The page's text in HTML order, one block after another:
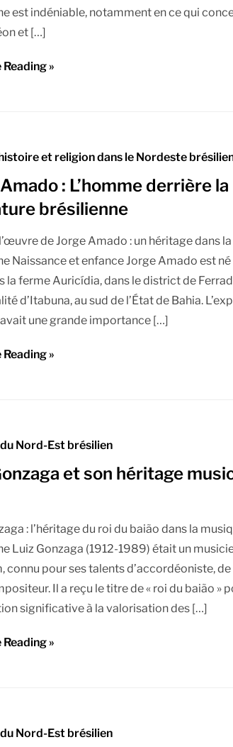
est indéniable, notamment en ce qui
et […]
»
et religion dans le Nordeste
: L’homme derrière la
brésilienne
de Jorge Amado : un héritage dans
Naissance et enfance Jorge Amado est né
la ferme Auricídia, dans le district de
d’Itabuna, au sud de l’État de Bahia.
une grande importance […]
»
Nord-Est brésilien
et son héritage
: l’héritage du roi du baião dans la
Luiz Gonzaga (1912-1989) était un
connu pour ses talents d’accordéoniste,
Il a reçu le titre de « roi du baião »
significative à la valorisation des […]
»
Nord-Est brésilien